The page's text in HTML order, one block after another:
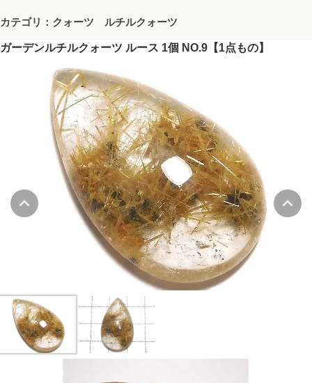
カテゴリ：クォーツ ルチルクォーツ
ガーデンルチルクォーツ ルース 1個 NO.9【1点もの】